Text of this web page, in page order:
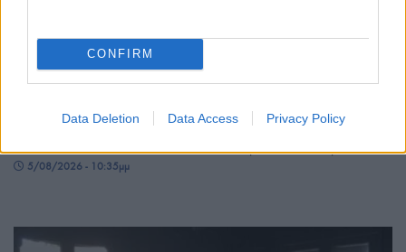
CONFIRM
Data Deletion Data Access Privacy Policy
Λέσβος: Με τις καλύτερες… γεύσεις πέρασε στην
ιστορία η τριήμερη 39η Γιορτή Σαρδέλας – Το
5/08/2026 - 10:35μμ